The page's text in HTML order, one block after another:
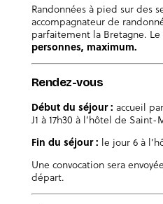
Randonnées à pied sur des
accompagnateur de
parfaitement la Bretagne.
personnes, maximum.
Rendez-vous
Début du séjour : accueil
J1 à 17h30 à l’hôtel de Saint-
Fin du séjour : le jour 6 à
Une convocation sera
départ.